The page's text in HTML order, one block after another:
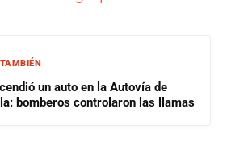
un auto en la Autovía de
bomberos controlaron las llamas